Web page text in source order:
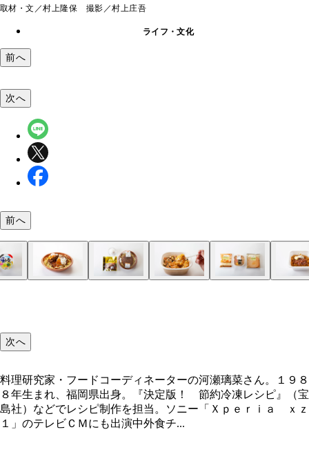
取材・文／村上隆保 撮影／村上庄吾
ライフ・文化
前へ
次へ
前へ
次へ
料理研究家・フードコーディネーターの河瀬璃菜さん。１９８
８年生まれ、福岡県出身。『決定版！ 節約冷凍レシピ』（宝
島社）などでレシピ制作を担当。ソニー「Ｘｐｅｒｉａ ｘｚ
１」のテレビＣＭにも出演中外食チ...